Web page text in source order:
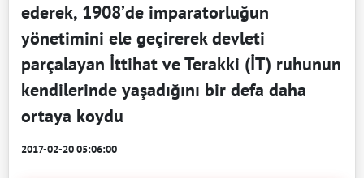
ederek, 1908’de imparatorluğun
yönetimini ele geçirerek devleti
parçalayan İttihat ve Terakki (İT) ruhunun
kendilerinde yaşadığını bir defa daha
ortaya koydu
2017-02-20 05:06:00